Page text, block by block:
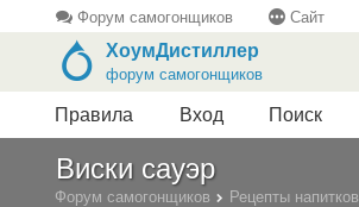
Форум самогонщиков Сайт
ХоумДистиллер
форум самогонщиков
Правила Вход Поиск
Виски сауэр
Форум самогонщиков Рецепты напитков